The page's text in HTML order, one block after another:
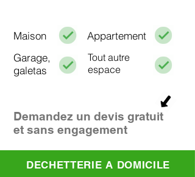
Maison
Appartement
Garage,
galetas
Tout autre
espace
Demandez un devis gratuit
et sans engagement
DECHETTERIE A DOMICILE